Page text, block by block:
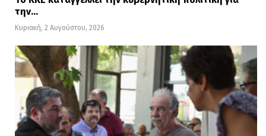
την…
Κυριακή, 2 Αυγούστου, 2026